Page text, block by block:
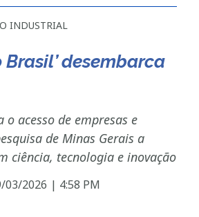
INDUSTRIAL
Brasil’ desembarca
acesso de empresas e
de Minas Gerais a
ciência, tecnologia e inovação
03/2026 | 4:58 PM